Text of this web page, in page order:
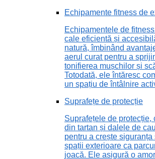
Echipamente fitness de
Echipamentele de
cale eficientă și
natură, îmbinând
aerul curat pentru a
tonifierea mușchilor și
Totodată, ele întăresc
un spațiu de întâlnire
Suprafețe de protecție
Suprafețele de protecție,
din tartan și dalele de
pentru a crește siguranța
spații exterioare ca
joacă. Ele asigură o